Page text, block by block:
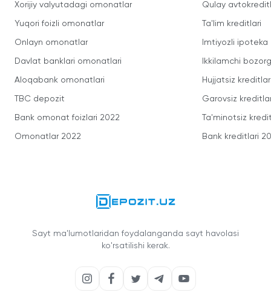
Xorijiy valyutadagi omonatlar
Yuqori foizli omonatlar
Onlayn omonatlar
Davlat banklari omonatlari
Aloqabank omonatlari
TBC depozit
Bank omonat foizlari 2022
Omonatlar 2022
Qulay
Ta'lim kreditlari
Imtiyozli ipoteka
Ikkilamchi
Hujjatsiz kreditlar
Garovsiz
Ta'minotsiz
Bank kreditlari
Sayt ma'lumotlaridan foydalanganda sayt havolasi
ko'rsatilishi kerak.